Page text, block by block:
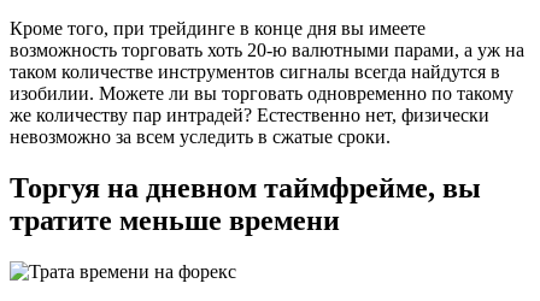
Кроме того, при трейдинге в конце дня вы имеете
возможность торговать хоть 20-ю валютными парами, а уж на
таком количестве инструментов сигналы всегда найдутся в
изобилии. Можете ли вы торговать одновременно по такому
же количеству пар интрадей? Естественно нет, физически
невозможно за всем уследить в сжатые сроки.
Торгуя на дневном таймфрейме, вы
тратите меньше времени